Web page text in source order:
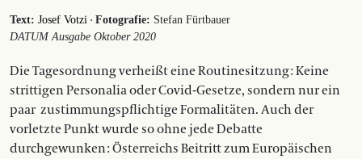
Text: Josef Votzi · Fotografie: Stefan Fürtbauer
DATUM Ausgabe Oktober 2020
Die Tagesordnung verheißt eine Routinesitzung : Keine
strittigen Personalia oder Co­­vid-Gesetze, sondern nur ein
paar zustimmungspflichtige Formalitäten. Auch der
vorletzte Punkt wurde so ohne jede Debatte
durchgewunken : Österreichs Beitritt zum Europäischen